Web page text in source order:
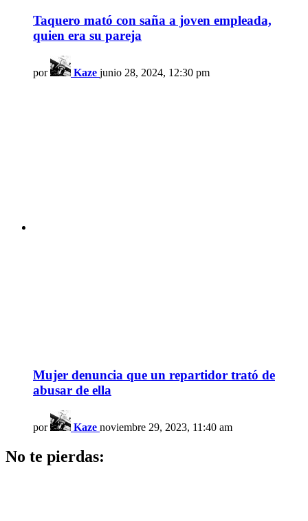
Taquero mató con saña a joven empleada,
quien era su pareja
por Kaze junio 28, 2024, 12:30 pm
Mujer denuncia que un repartidor trató de
abusar de ella
por Kaze noviembre 29, 2023, 11:40 am
No te pierdas: